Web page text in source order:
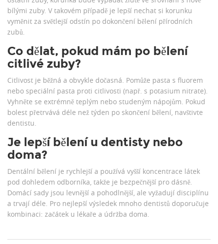
bílými zuby. V takovém případě je lepší nechat si korunku
vyměnit za světlejší odstín po dokončení bělení přírodních
zubů.
Co dělat, pokud mám po bělení
citlivé zuby?
Citlivost je běžná a obvykle dočasná. Pomůže pasta s fluorem
nebo speciální pasta proti citlivosti (např. s potasium nitrate).
Vyhněte se extrémně teplým nebo studeným nápojům. Pokud
bolest přetrvává déle než týden po skončení bělení, navštivte
dentistu.
Je lepší bělení u dentisty nebo
doma?
Dentální bělení je rychlejší a používá vyšší koncentrace látek
pod dohledem odborníka, takže je bezpečnější pro dásně.
Domácí sady jsou levnější a pohodlnější, ale vyžadují disciplínu
a trvají déle. Pro nejlepší výsledek mnoho dentistů doporučuje
kombinaci: začátek u lékaře a údržba doma.